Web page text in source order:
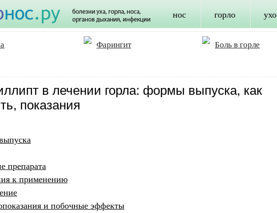
нос горло ухо
Фарингит Боль в горле
в лечении горла: формы выпуска, как
показания
препарата
к применению
и побочные эффекты